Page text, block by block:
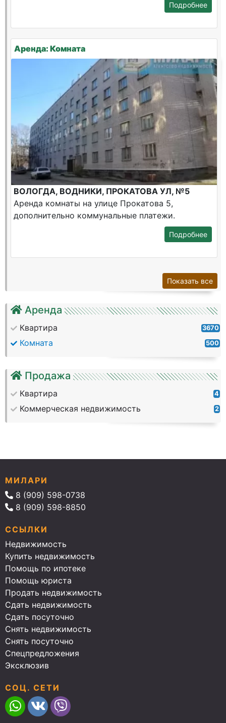
Аренда
Квартира 3670
Комната 500
Продажа
Квартира 4
Коммерческая недвижимость 2
Подробнее
Аренда: Комната
ВОЛОГДА, ВОДНИКИ, ПРОКАТОВА УЛ, №5
Аренда комнаты на улице Прокатова 5,
дополнительно коммунальные платежи.
Подробнее
Показать все
МИЛАРИ
8 (909) 598-0738
8 (909) 598-8850
ССЫЛКИ
Недвижимость
Купить недвижимость
Помощь по ипотеке
Помощь юриста
Продать недвижимость
Сдать недвижимость
Сдать посуточно
Снять недвижимость
Снять посуточно
Спецпредложения
Эксклюзив
СОЦ. СЕТИ